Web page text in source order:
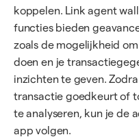
koppelen. Link agent
functies bieden
zoals de mogelijkheid
doen en je
inzichten te geven.
transactie goedkeurt of
te analyseren, kun je de
app volgen.